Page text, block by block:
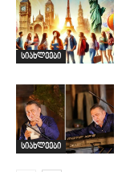
სიახლეები
სიახლეები